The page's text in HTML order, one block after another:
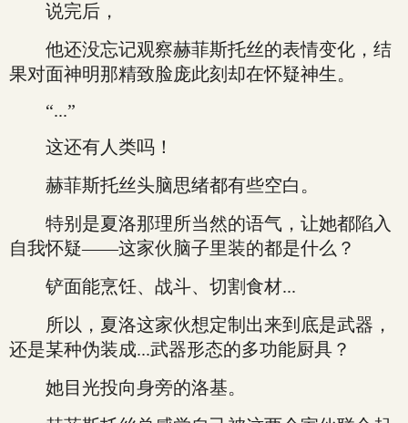
说完后，
他还没忘记观察赫菲斯托丝的表情变化，结
果对面神明那精致脸庞此刻却在怀疑神生。
“...”
这还有人类吗！
赫菲斯托丝头脑思绪都有些空白。
特别是夏洛那理所当然的语气，让她都陷入
自我怀疑——这家伙脑子里装的都是什么？
铲面能烹饪、战斗、切割食材...
所以，夏洛这家伙想定制出来到底是武器，
还是某种伪装成...武器形态的多功能厨具？
她目光投向身旁的洛基。